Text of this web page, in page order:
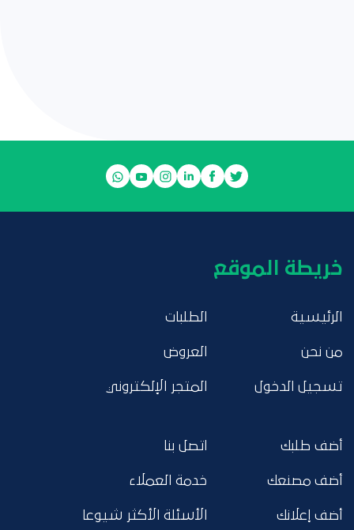
خريطة الموقع
الرئيسية
من نحن
تسجيل الدخول
الطلبات
العروض
المتجر الإلكتروني
أضف طلبك
أضف مصنعك
أضف إعلانك
اتصل بنا
خدمة العملاء
الأسئلة الأكثر شيوعا